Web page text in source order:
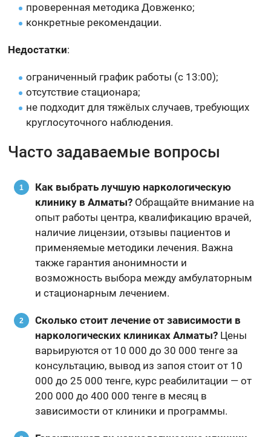
проверенная методика Довженко;
конкретные рекомендации.
Недостатки:
ограниченный график работы (с 13:00);
отсутствие стационара;
не подходит для тяжёлых случаев, требующих
круглосуточного наблюдения.
Часто задаваемые вопросы
Как выбрать лучшую наркологическую
клинику в Алматы? Обращайте внимание на
опыт работы центра, квалификацию врачей,
наличие лицензии, отзывы пациентов и
применяемые методики лечения. Важна
также гарантия анонимности и
возможность выбора между амбулаторным
и стационарным лечением.
Сколько стоит лечение от зависимости в
наркологических клиниках Алматы? Цены
варьируются от 10 000 до 30 000 тенге за
консультацию, вывод из запоя стоит от 10
000 до 25 000 тенге, курс реабилитации — от
200 000 до 400 000 тенге в месяц в
зависимости от клиники и программы.